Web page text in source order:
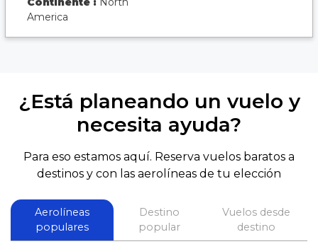
America
¿Está planeando un vuelo y
necesita ayuda?
Para eso estamos aquí. Reserva vuelos baratos a
destinos y con las aerolíneas de tu elección
Aerolíneas
populares
Destino
popular
Vuelos desde
destino